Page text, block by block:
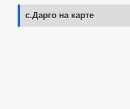
с.Дарго на карте